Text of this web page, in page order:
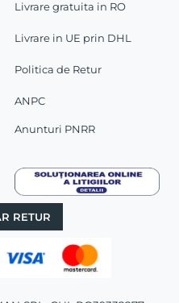
Livrare gratuita in RO
Livrare in UE prin DHL
Politica de Retur
ANPC
Anunturi PNRR
RETUR